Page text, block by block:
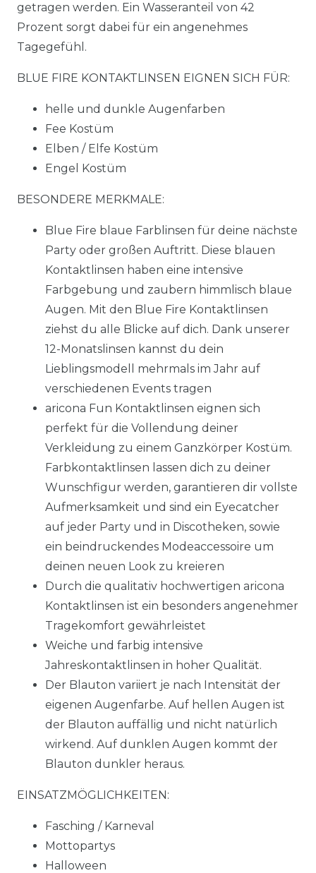
getragen werden. Ein Wasseranteil von 42
Prozent sorgt dabei für ein angenehmes
Tagegefühl.
BLUE FIRE KONTAKTLINSEN EIGNEN SICH FÜR:
helle und dunkle Augenfarben
Fee Kostüm
Elben / Elfe Kostüm
Engel Kostüm
BESONDERE MERKMALE:
Blue Fire blaue Farblinsen für deine nächste
Party oder großen Auftritt. Diese blauen
Kontaktlinsen haben eine intensive
Farbgebung und zaubern himmlisch blaue
Augen. Mit den Blue Fire Kontaktlinsen
ziehst du alle Blicke auf dich. Dank unserer
12-Monatslinsen kannst du dein
Lieblingsmodell mehrmals im Jahr auf
verschiedenen Events tragen
aricona Fun Kontaktlinsen eignen sich
perfekt für die Vollendung deiner
Verkleidung zu einem Ganzkörper Kostüm.
Farbkontaktlinsen lassen dich zu deiner
Wunschfigur werden, garantieren dir vollste
Aufmerksamkeit und sind ein Eyecatcher
auf jeder Party und in Discotheken, sowie
ein beindruckendes Modeaccessoire um
deinen neuen Look zu kreieren
Durch die qualitativ hochwertigen aricona
Kontaktlinsen ist ein besonders angenehmer
Tragekomfort gewährleistet
Weiche und farbig intensive
Jahreskontaktlinsen in hoher Qualität.
Der Blauton variiert je nach Intensität der
eigenen Augenfarbe. Auf hellen Augen ist
der Blauton auffällig und nicht natürlich
wirkend. Auf dunklen Augen kommt der
Blauton dunkler heraus.
EINSATZMÖGLICHKEITEN:
Fasching / Karneval
Mottopartys
Halloween